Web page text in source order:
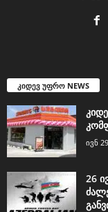
კიდევ უფრო NEWS
ივნ
26